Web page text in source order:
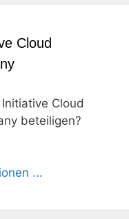
Cloud
Cloud
beteiligen?
...